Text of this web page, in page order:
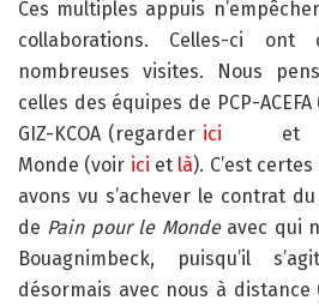
Ces multiples appuis
collaborations. Celles-ci ont
nombreuses visites. Nous
celles des équipes de PCP-
GIZ-KCOA (regarder ici
Monde (voir ici et là). C’est
avons vu s’achever le contrat
de Pain pour le Monde avec qui
Bouagnimbeck, puisqu’il
désormais avec nous à distance